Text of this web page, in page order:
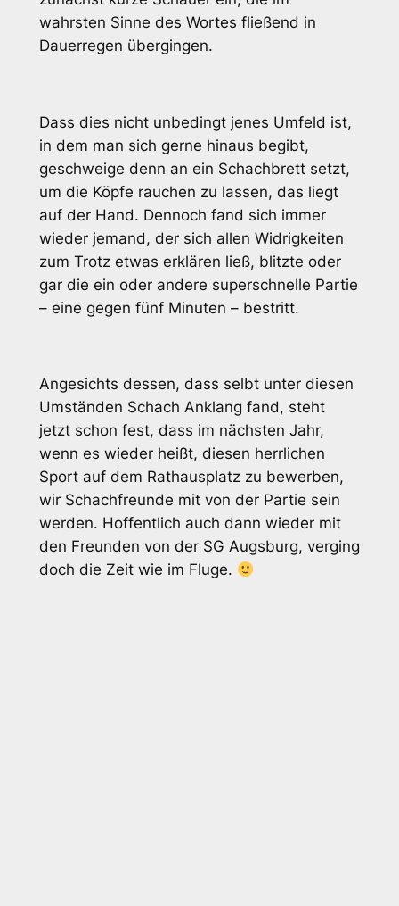
wahrsten Sinne des Wortes fließend in
Dauerregen übergingen.
Dass dies nicht unbedingt jenes Umfeld ist,
in dem man sich gerne hinaus begibt,
geschweige denn an ein Schachbrett setzt,
um die Köpfe rauchen zu lassen, das liegt
auf der Hand. Dennoch fand sich immer
wieder jemand, der sich allen Widrigkeiten
zum Trotz etwas erklären ließ, blitzte oder
gar die ein oder andere superschnelle Partie
– eine gegen fünf Minuten – bestritt.
Angesichts dessen, dass selbt unter diesen
Umständen Schach Anklang fand, steht
jetzt schon fest, dass im nächsten Jahr,
wenn es wieder heißt, diesen herrlichen
Sport auf dem Rathausplatz zu bewerben,
wir Schachfreunde mit von der Partie sein
werden. Hoffentlich auch dann wieder mit
den Freunden von der SG Augsburg, verging
doch die Zeit wie im Fluge.